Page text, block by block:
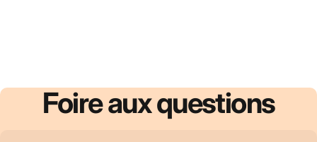
Foireauxquestions